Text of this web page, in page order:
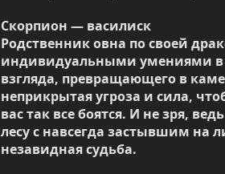
Скорпион — василиск
Родственник овна по своей
индивидуальными умениями в
взгляда, превращающего в
неприкрытая угроза и сила,
вас так все боятся. И не зря,
лесу с навсегда застывшим на
незавидная судьба.